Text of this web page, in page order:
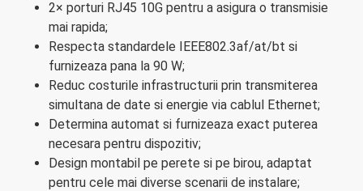
2× porturi RJ45 10G pentru a asigura o transmisie
mai rapida;
Respecta standardele IEEE802.3af/at/bt si
furnizeaza pana la 90 W;
Reduc costurile infrastructurii prin transmiterea
simultana de date si energie via cablul Ethernet;
Determina automat si furnizeaza exact puterea
necesara pentru dispozitiv;
Design montabil pe perete si pe birou, adaptat
pentru cele mai diverse scenarii de instalare;